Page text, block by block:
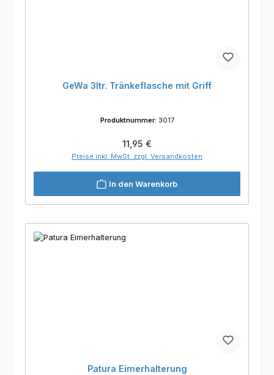
GeWa 3ltr. Tränkeflasche mit Griff
Produktnummer: 3017
Regulärer Preis:
11,95 €
Preise inkl. MwSt. zzgl. Versandkosten
In den Warenkorb
Patura Eimerhalterung